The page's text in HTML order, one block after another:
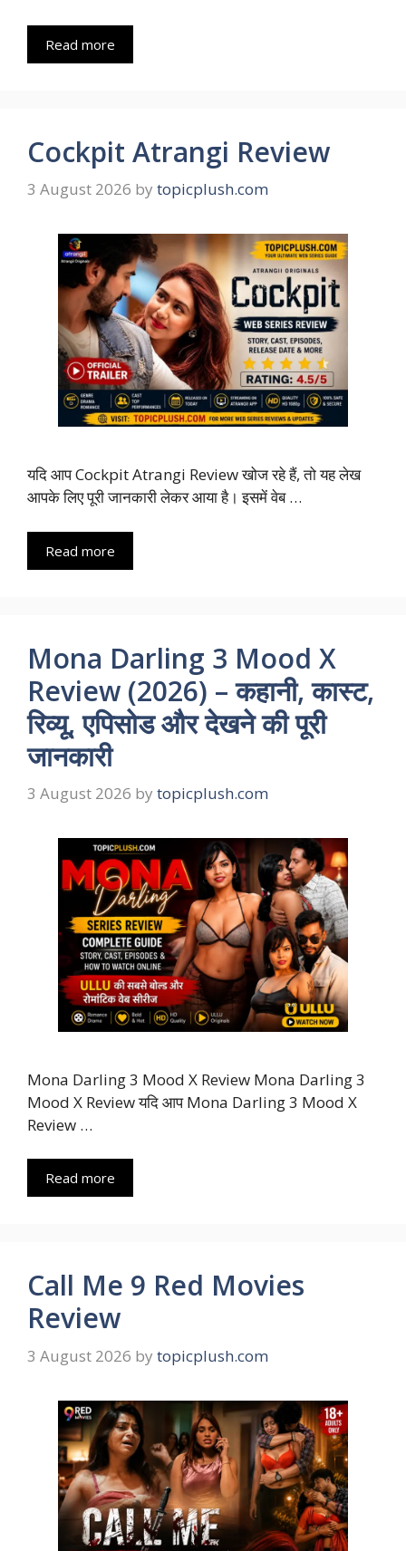
Read more
Cockpit Atrangi Review
3 August 2026 by topicplush.com
यदि आप Cockpit Atrangi Review खोज रहे हैं, तो यह लेख
आपके लिए पूरी जानकारी लेकर आया है। इसमें वेब …
Read more
Mona Darling 3 Mood X
Review (2026) – कहानी, कास्ट,
रिव्यू, एपिसोड और देखने की पूरी
जानकारी
3 August 2026 by topicplush.com
Mona Darling 3 Mood X Review Mona Darling 3
Mood X Review यदि आप Mona Darling 3 Mood X
Review …
Read more
Call Me 9 Red Movies
Review
3 August 2026 by topicplush.com